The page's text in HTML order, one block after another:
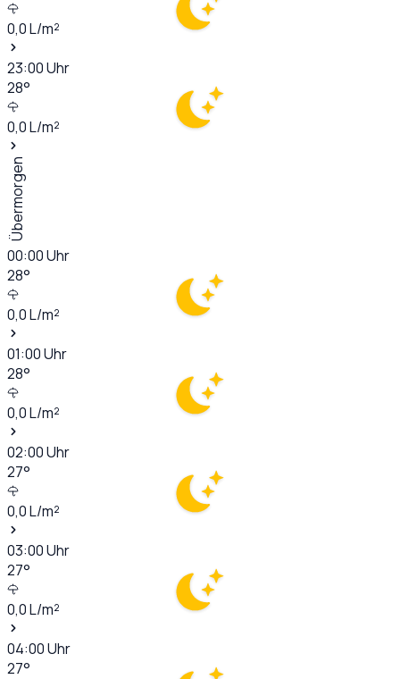
0,0L/m²
23:00Uhr
28°
0,0L/m²
Übermorgen
00:00Uhr
28°
0,0L/m²
01:00Uhr
28°
0,0L/m²
02:00Uhr
27°
0,0L/m²
03:00Uhr
27°
0,0L/m²
04:00Uhr
27°